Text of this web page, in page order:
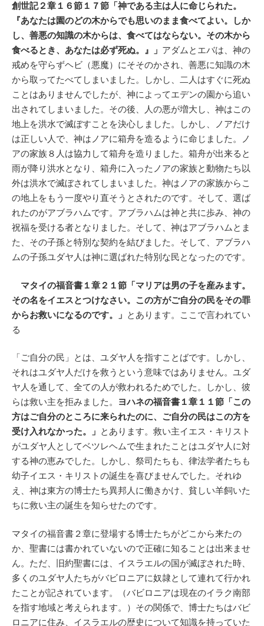
創世記２章１６節１７節「神である主は人に命じられた。
『あなたは園のどの木からでも思いのまま食べてよい。しか
し、善悪の知識の木からは、食べてはならない。その木から
食べるとき、あなたは必ず死ぬ。』」 アダムとエバは、神の
戒めを守らずヘビ（悪魔）にそそのかされ、善悪に知識の木
から取ってたべてしまいました。しかし、二人はすぐに死ぬ
ことはありませんでしたが、神によってエデンの園から追い
出されてしまいました。その後、人の悪が増大し、神はこの
地上を洪水で滅ぼすことを決心しました。しかし、ノアだけ
は正しい人で、神はノアに箱舟を造るように命じました。ノ
アの家族８人は協力して箱舟を造りました。箱舟が出来ると
雨が降り洪水となり、箱舟に入ったノアの家族と動物たち以
外は洪水で滅ぼされてしまいました。神はノアの家族からこ
の地上をもう一度やり直そうとされたのです。そして、選ば
れたのがアブラハムです。アブラハムは神と共に歩み、神の
祝福を受ける者となりました。そして、神はアブラハムとま
た、その子孫と特別な契約を結びました。そして、アブラハ
ムの子孫ユダヤ人は神に選ばれた特別な民となったのです。
マタイの福音書１章２１節「マリアは男の子を産みます。
その名をイエスとつけなさい。この方がご自分の民をその罪
からお救いになるのです。」 とあります。ここで言われてい
る
「ご自分の民」とは、ユダヤ人を指すことばです。しかし、
それはユダヤ人だけを救うという意味ではありません。ユダ
ヤ人を通して、全ての人が救われるためでした。しかし、彼
らは救い主を拒みました。
ヨハネの福音書１章１１節「この
方はご自分のところに来られたのに、ご自分の民はこの方を
受け入れなかった。」 とあります。救い主イエス・キリスト
がユダヤ人としてベツレヘムで生まれたことはユダヤ人に対
する神の恵みでした。しかし、祭司たちも、律法学者たちも
幼子イエス・キリストの誕生を喜びませんでした。それゆ
え、神は東方の博士たち異邦人に働きかけ、貧しい羊飼いた
ちに救い主の誕生を知らせたのです。
マタイの福音書２章に登場する博士たちがどこから来たの
か、聖書には書かれていないので正確に知ることは出来ませ
ん。ただ、旧約聖書には、イスラエルの国が滅ぼされた時、
多くのユダヤ人たちがバビロニアに奴隷として連れて行かれ
たことが記されています。（バビロニアは現在のイラク南部
を指す地域と考えられます。）その関係で、博士たちはバビ
ロニアに住み、イスラエルの歴史について知識を持っていた